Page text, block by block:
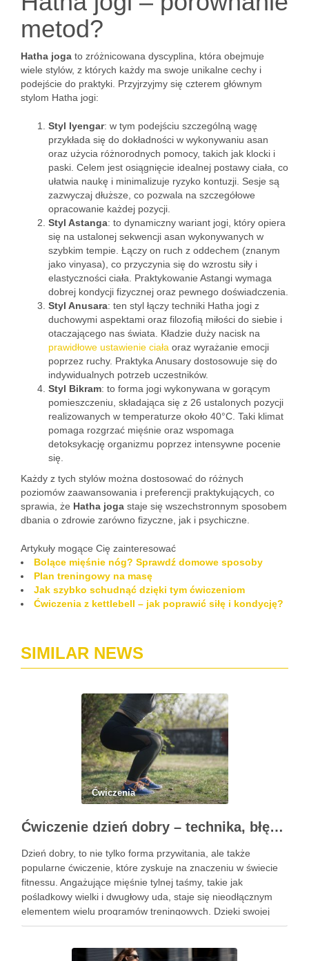
metod?
Hatha joga to zróżnicowana dyscyplina, która obejmuje
wiele stylów, z których każdy ma swoje unikalne cechy i
podejście do praktyki. Przyjrzyjmy się czterem głównym
stylom Hatha jogi:
Styl Iyengar: w tym podejściu szczególną wagę
przykłada się do dokładności w wykonywaniu asan
oraz użycia różnorodnych pomocy, takich jak klocki i
paski. Celem jest osiągnięcie idealnej postawy ciała, co
ułatwia naukę i minimalizuje ryzyko kontuzji. Sesje są
zazwyczaj dłuższe, co pozwala na szczegółowe
opracowanie każdej pozycji.
Styl Astanga: to dynamiczny wariant jogi, który opiera
się na ustalonej sekwencji asan wykonywanych w
szybkim tempie. Łączy on ruch z oddechem (znanym
jako vinyasa), co przyczynia się do wzrostu siły i
elastyczności ciała. Praktykowanie Astangi wymaga
dobrej kondycji fizycznej oraz pewnego doświadczenia.
Styl Anusara: ten styl łączy techniki Hatha jogi z
duchowymi aspektami oraz filozofią miłości do siebie i
otaczającego nas świata. Kładzie duży nacisk na
prawidłowe ustawienie ciała oraz wyrażanie emocji
poprzez ruchy. Praktyka Anusary dostosowuje się do
indywidualnych potrzeb uczestników.
Styl Bikram: to forma jogi wykonywana w gorącym
pomieszczeniu, składająca się z 26 ustalonych pozycji
realizowanych w temperaturze około 40°C. Taki klimat
pomaga rozgrzać mięśnie oraz wspomaga
detoksykację organizmu poprzez intensywne pocenie
się.
Każdy z tych stylów można dostosować do różnych
poziomów zaawansowania i preferencji praktykujących, co
sprawia, że Hatha joga staje się wszechstronnym sposobem
dbania o zdrowie zarówno fizyczne, jak i psychiczne.
Artykuły mogące Cię zainteresować
Bolące mięśnie nóg? Sprawdź domowe sposoby
Plan treningowy na masę
Jak szybko schudnąć dzięki tym ćwiczeniom
Ćwiczenia z kettlebell – jak poprawić siłę i kondycję?
SIMILAR NEWS
Ćwiczenia
Ćwiczenie dzień dobry – technika, błędy i korzyści zdrowotne
Dzień dobry, to nie tylko forma przywitania, ale także
popularne ćwiczenie, które zyskuje na znaczeniu w świecie
fitnessu. Angażujące mięśnie tylnej taśmy, takie jak
pośladkowy wielki i dwugłowy uda, staje się nieodłącznym
elementem wielu programów treningowych. Dzięki swojej
złożoności, ćwiczenie to pozwala na rozwijanie siły oraz